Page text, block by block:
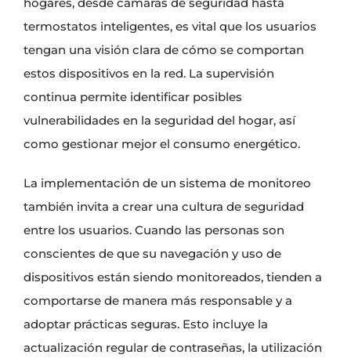
termostatos inteligentes, es vital que los usuarios
tengan una visión clara de cómo se comportan
estos dispositivos en la red. La supervisión
continua permite identificar posibles
vulnerabilidades en la seguridad del hogar, así
como gestionar mejor el consumo energético.
La implementación de un sistema de monitoreo
también invita a crear una cultura de seguridad
entre los usuarios. Cuando las personas son
conscientes de que su navegación y uso de
dispositivos están siendo monitoreados, tienden a
comportarse de manera más responsable y a
adoptar prácticas seguras. Esto incluye la
actualización regular de contraseñas, la utilización